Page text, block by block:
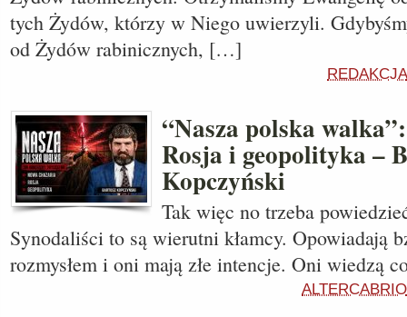
tych Żydów, którzy w Niego uwierzyli.
od Żydów rabinicznych, […]
REDAKCJA
“Nasza polska
Rosja i geopolityka –
Kopczyński
Tak więc no trzeba
Synodaliści to są wierutni kłamcy. Opowiadają
rozmysłem i oni mają złe intencje. Oni wiedzą
ALTERCABRIO